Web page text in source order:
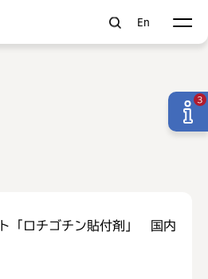
En
「ロチゴチン貼付剤」 国内
3